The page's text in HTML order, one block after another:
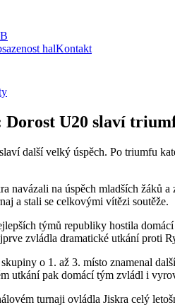
halKontakt
U20 slaví
další velký úspěch. Po triumfu
navázali na úspěch mladších žáků
a stali se celkovými vítězi soutěže.
týmů republiky hostila
zvládla dramatické utkání proti
o 1. až 3. místo znamenal
utkání pak domácí tým zvládl i
turnaji ovládla Jiskra celý